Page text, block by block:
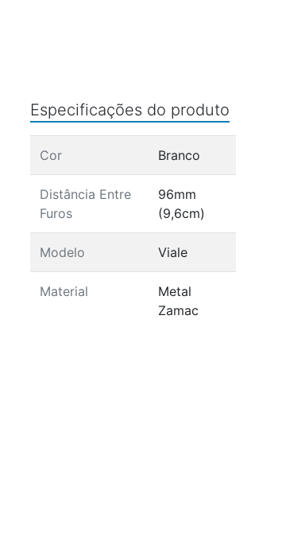
Especificações do produto
Cor Branco
Distância Entre
Furos
96mm
(9,6cm)
Modelo Viale
Material
Metal
Zamac